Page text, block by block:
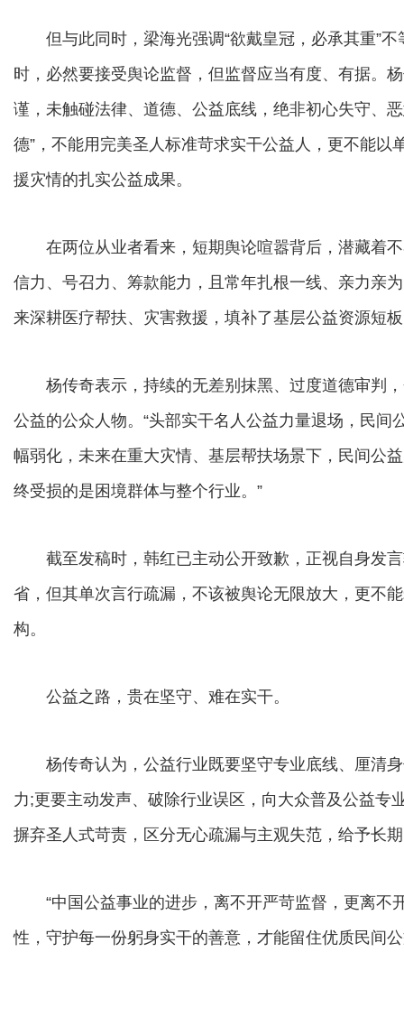
但与此同时，梁海光强调“欲戴皇冠，必承其重”不
时，必然要接受舆论监督，但监督应当有度、有据。
谨，未触碰法律、道德、公益底线，绝非初心失守、
德”，不能用完美圣人标准苛求实干公益人，更不能
援灾情的扎实公益成果。
在两位从业者看来，短期舆论喧嚣背后，潜藏着不
信力、号召力、筹款能力，且常年扎根一线、亲力亲
来深耕医疗帮扶、灾害救援，填补了基层公益资源短
杨传奇表示，持续的无差别抹黑、过度道德审判，
公益的公众人物。“头部实干名人公益力量退场，民
幅弱化，未来在重大灾情、基层帮扶场景下，民间公
终受损的是困境群体与整个行业。”
截至发稿时，韩红已主动公开致歉，正视自身发言
省，但其单次言行疏漏，不该被舆论无限放大，更不
构。
公益之路，贵在坚守、难在实干。
杨传奇认为，公益行业既要坚守专业底线、厘清身
力;更要主动发声、破除行业误区，向大众普及公益专
摒弃圣人式苛责，区分无心疏漏与主观失范，给予长
“中国公益事业的进步，离不开严苛监督，更离不
性，守护每一份躬身实干的善意，才能留住优质民间